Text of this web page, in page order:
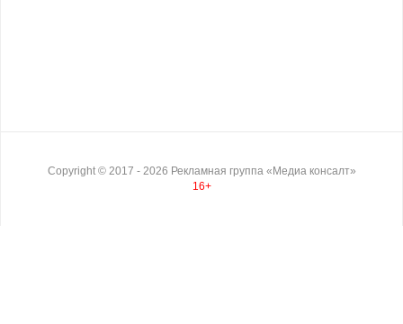
Copyright © 2017 - 2026 Рекламная группа «Медиа консалт»
16+